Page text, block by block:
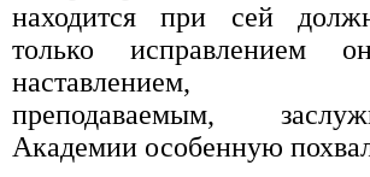
находится при сей
только исправлением
наставлением,
преподаваемым,
Академии особенную